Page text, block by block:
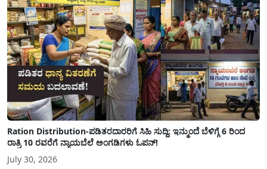
Ration Distribution-ಪಡಿತರದಾರರಿಗೆ ಸಿಹಿ ಸುದ್ದಿ: ಇನ್ಮುಂದೆ ಬೆಳಿಗ್ಗೆ 6 ರಿಂದ
ರಾತ್ರಿ 10 ರವರೆಗೆ ನ್ಯಾಯಬೆಲೆ ಅಂಗಡಿಗಳು ಓಪನ್!
July 30, 2026